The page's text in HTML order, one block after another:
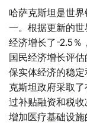
哈萨克斯坦是世
一。根据更新的
经济增长了-2.5％
国民经济增长评
保实体经济的稳
克斯坦政府采取
过补贴融资和税
增加医疗基础设施